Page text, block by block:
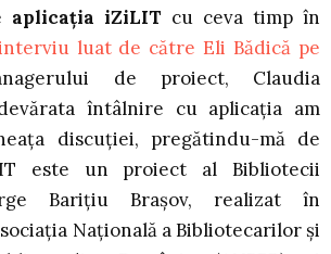
aplicația iZiLIT cu ceva timp în
luat de către Eli Bădică pe
de proiect, Claudia
întâlnire cu aplicația am
discuției, pregătindu-mă de
este un proiect al Bibliotecii
Barițiu Brașov, realizat în
Națională a Bibliotecarilor și